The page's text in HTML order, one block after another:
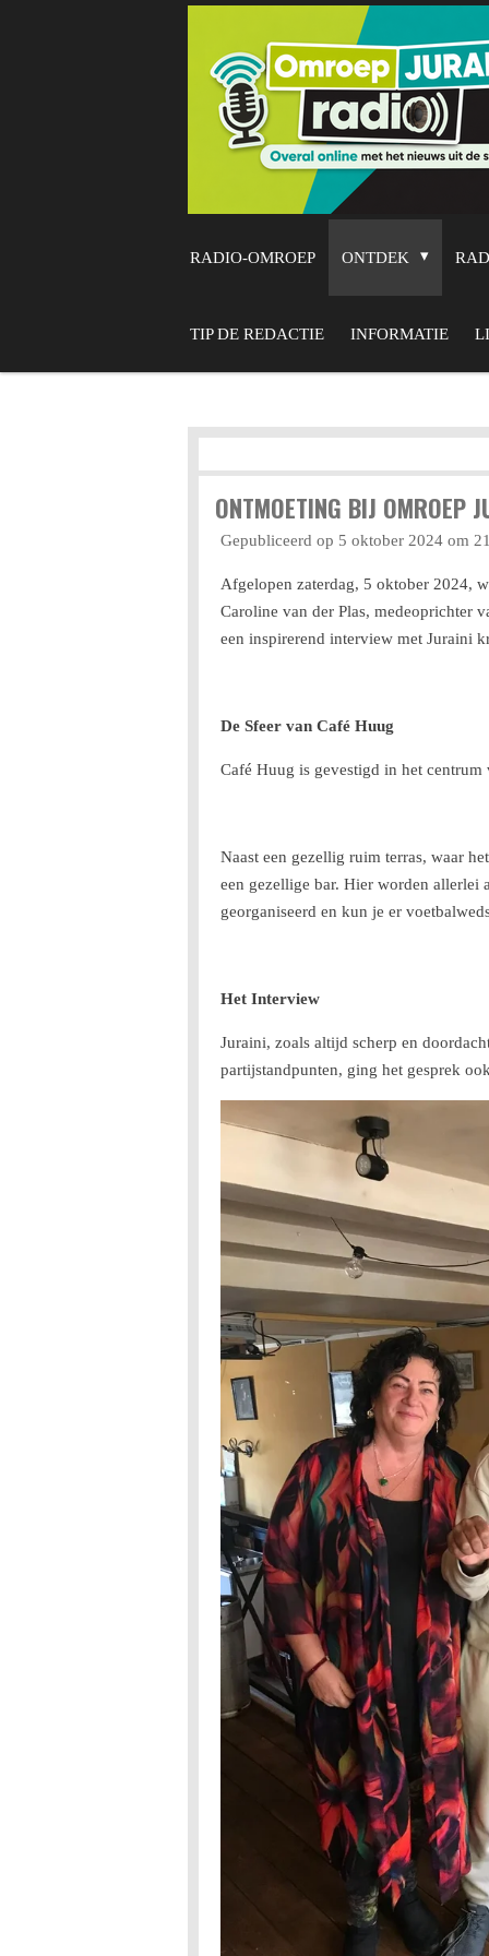
RADIO-OMROEP ONTDEK
TIP DE REDACTIE INFORMATIE
ONTMOETING BIJ OMROEP
Gepubliceerd op 5 oktober 2024 om
Afgelopen zaterdag, 5 oktober 2024,
Caroline van der Plas, medeoprichter
een inspirerend interview met Juraini
De Sfeer van Café Huug
Café Huug is gevestigd in het
Naast een gezellig ruim terras, waar
een gezellige bar. Hier worden allerlei
georganiseerd en kun je er
Het Interview
Juraini, zoals altijd scherp en
partijstandpunten, ging het gesprek